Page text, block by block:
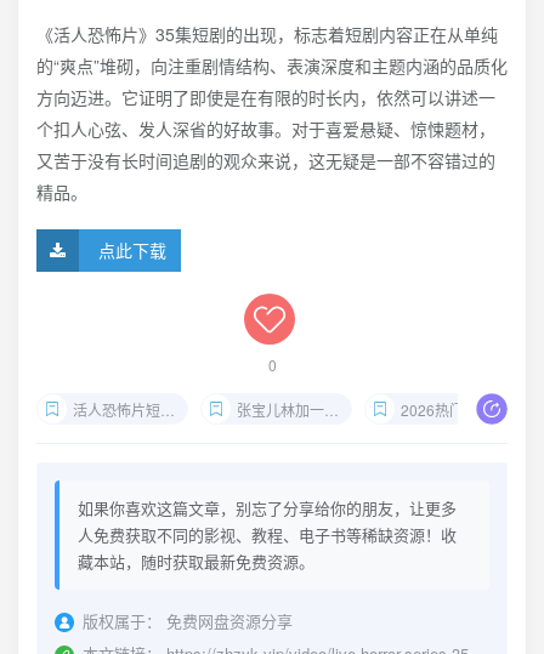
《活人恐怖片》35集短剧的出现，标志着短剧内容正在从单纯
的“爽点”堆砌，向注重剧情结构、表演深度和主题内涵的品质化
方向迈进。它证明了即使是在有限的时长内，依然可以讲述一
个扣人心弦、发人深省的好故事。对于喜爱悬疑、惊悚题材，
又苦于没有长时间追剧的观众来说，这无疑是一部不容错过的
精品。
点此下载
0
活人恐怖片短剧全集 张宝儿林加一最新作品 2026热门悬疑短剧
如果你喜欢这篇文章，别忘了分享给你的朋友，让更多
人免费获取不同的影视、教程、电子书等稀缺资源！收
藏本站，随时获取最新免费资源。
版权属于：
免费网盘资源分享